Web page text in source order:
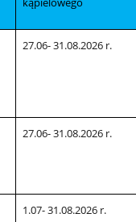
27.06- 31.08.2026 r.
27.06- 31.08.2026 r.
1.07- 31.08.2026 r.